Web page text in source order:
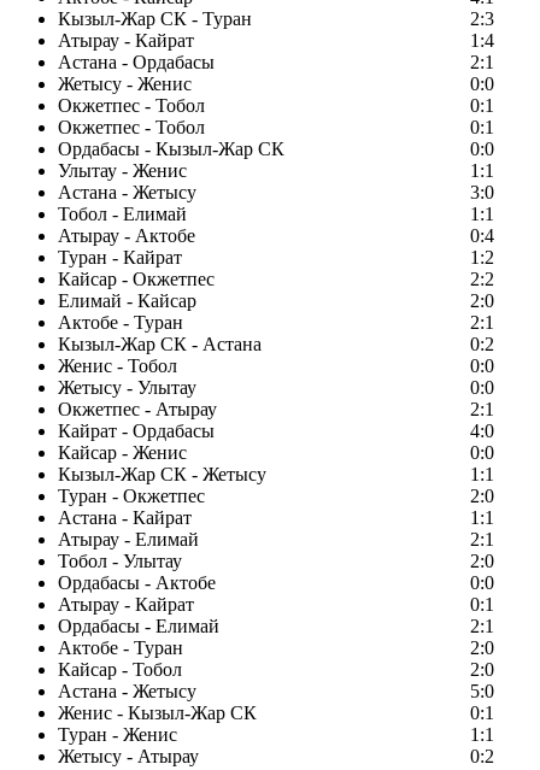
Кызыл-Жар СК - Туран
2:3
Атырау - Кайрат
1:4
Астана - Ордабасы
2:1
Жетысу - Женис
0:0
Окжетпес - Тобол
0:1
Окжетпес - Тобол
0:1
Ордабасы - Кызыл-Жар СК
0:0
Улытау - Женис
1:1
Астана - Жетысу
3:0
Тобол - Елимай
1:1
Атырау - Актобе
0:4
Туран - Кайрат
1:2
Кайсар - Окжетпес
2:2
Елимай - Кайсар
2:0
Актобе - Туран
2:1
Кызыл-Жар СК - Астана
0:2
Женис - Тобол
0:0
Жетысу - Улытау
0:0
Окжетпес - Атырау
2:1
Кайрат - Ордабасы
4:0
Кайсар - Женис
0:0
Кызыл-Жар СК - Жетысу
1:1
Туран - Окжетпес
2:0
Астана - Кайрат
1:1
Атырау - Елимай
2:1
Тобол - Улытау
2:0
Ордабасы - Актобе
0:0
Атырау - Кайрат
0:1
Ордабасы - Елимай
2:1
Актобе - Туран
2:0
Кайсар - Тобол
2:0
Астана - Жетысу
5:0
Женис - Кызыл-Жар СК
0:1
Туран - Женис
1:1
Жетысу - Атырау
0:2